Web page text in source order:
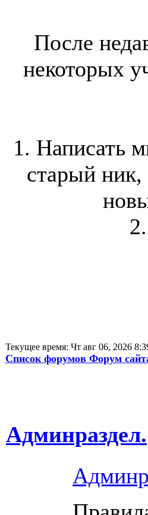
После
некоторых
1. Написать
старый ник,
Текущее время: Чт авг 06, 2026
Список форумов Форум
Админраздел.